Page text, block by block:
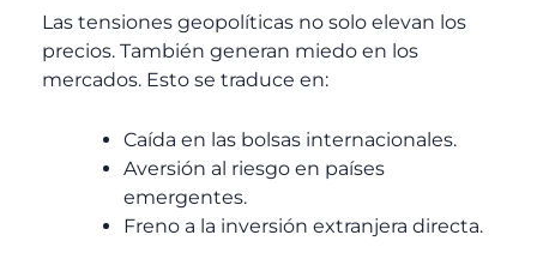
Las tensiones geopolíticas no solo elevan los
precios. También generan miedo en los
mercados. Esto se traduce en:
Caída en las bolsas internacionales.
Aversión al riesgo en países
emergentes.
Freno a la inversión extranjera directa.